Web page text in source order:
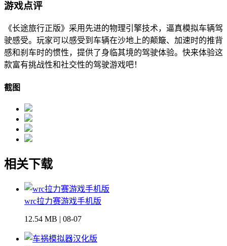
游戏点评
《长途旅行正版》采用先进的物理引擎技术，逼真模拟车辆驾
驶感受。玩家可以感受到车辆在沙地上的颠簸、加速时的推背
感和刹车时的惯性，提供了身临其境的驾驶体验。快来体验这
款富有挑战性和社交性的驾驶游戏吧！
截图
相关下载
wrc拉力赛游戏手机版
12.54 MB | 08-07